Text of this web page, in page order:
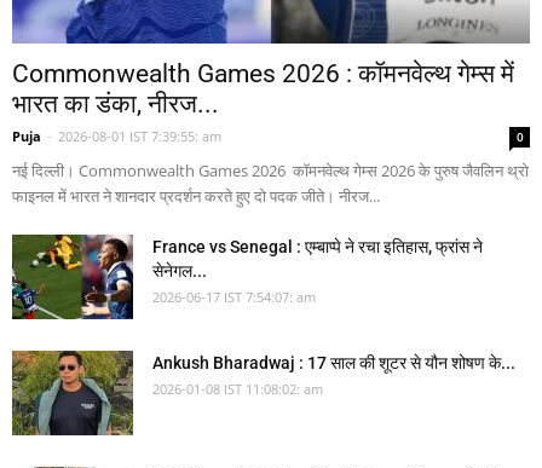
Commonwealth Games 2026 : कॉमनवेल्थ गेम्स में
भारत का डंका, नीरज...
Puja - 2026-08-01 IST 7:39:55: am 0
नई दिल्ली। Commonwealth Games 2026 कॉमनवेल्थ गेम्स 2026 के पुरुष जैवलिन थ्रो
फाइनल में भारत ने शानदार प्रदर्शन करते हुए दो पदक जीते। नीरज...
France vs Senegal : एम्बाप्पे ने रचा इतिहास, फ्रांस ने
सेनेगल...
2026-06-17 IST 7:54:07: am
Ankush Bharadwaj : 17 साल की शूटर से यौन शोषण के...
2026-01-08 IST 11:08:02: am